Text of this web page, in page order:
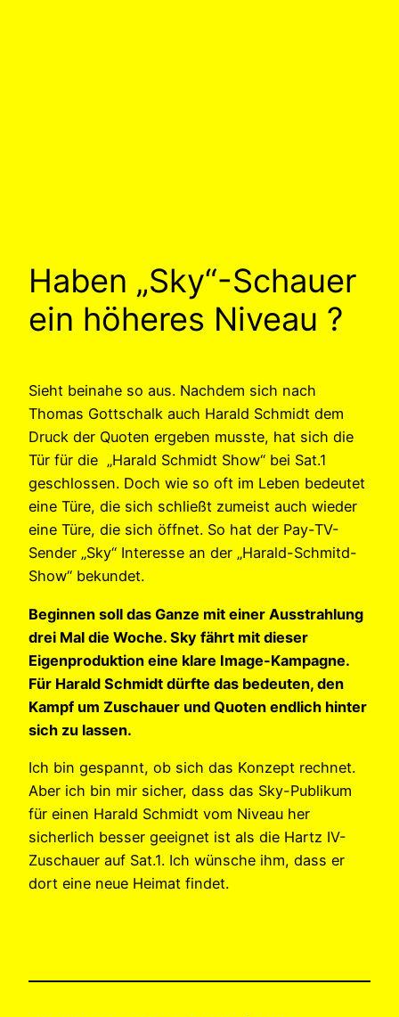
Haben „Sky“-Schauer
ein höheres Niveau ?
Sieht beinahe so aus. Nachdem sich nach
Thomas Gottschalk auch Harald Schmidt dem
Druck der Quoten ergeben musste, hat sich die
Tür für die „Harald Schmidt Show“ bei Sat.1
geschlossen. Doch wie so oft im Leben bedeutet
eine Türe, die sich schließt zumeist auch wieder
eine Türe, die sich öffnet. So hat der Pay-TV-
Sender „Sky“ Interesse an der „Harald-Schmitd-
Show“ bekundet.
Beginnen soll das Ganze mit einer Ausstrahlung
drei Mal die Woche. Sky fährt mit dieser
Eigenproduktion eine klare Image-Kampagne.
Für Harald Schmidt dürfte das bedeuten, den
Kampf um Zuschauer und Quoten endlich hinter
sich zu lassen.
Ich bin gespannt, ob sich das Konzept rechnet.
Aber ich bin mir sicher, dass das Sky-Publikum
für einen Harald Schmidt vom Niveau her
sicherlich besser geeignet ist als die Hartz IV-
Zuschauer auf Sat.1. Ich wünsche ihm, dass er
dort eine neue Heimat findet.